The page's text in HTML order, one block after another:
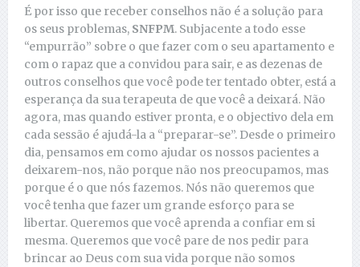
É por isso que receber conselhos não é a solução para
os seus problemas, SNFPM. Subjacente a todo esse
“empurrão” sobre o que fazer com o seu apartamento e
com o rapaz que a convidou para sair, e as dezenas de
outros conselhos que você pode ter tentado obter, está a
esperança da sua terapeuta de que você a deixará. Não
agora, mas quando estiver pronta, e o objectivo dela em
cada sessão é ajudá-la a “preparar-se”. Desde o primeiro
dia, pensamos em como ajudar os nossos pacientes a
deixarem-nos, não porque não nos preocupamos, mas
porque é o que nós fazemos. Nós não queremos que
você tenha que fazer um grande esforço para se
libertar. Queremos que você aprenda a confiar em si
mesma. Queremos que você pare de nos pedir para
brincar ao Deus com sua vida porque não somos